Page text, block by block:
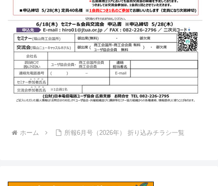
ホーム 所報6月号（2026年） 折り込みチラシ一覧